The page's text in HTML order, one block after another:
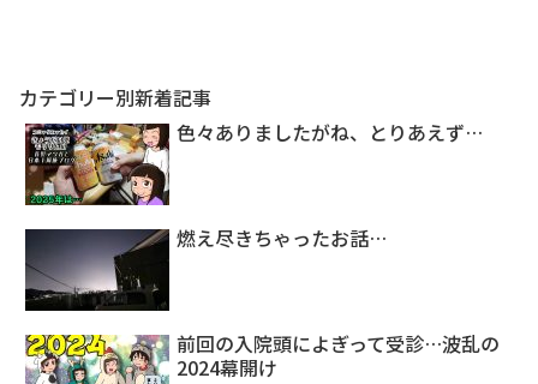
カテゴリー別新着記事
色々ありましたがね、とりあえず…
燃え尽きちゃったお話…
前回の入院頭によぎって受診…波乱の
2024幕開け